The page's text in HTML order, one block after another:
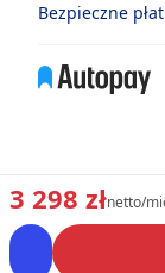
3 298 złnetto/
Bezpieczne